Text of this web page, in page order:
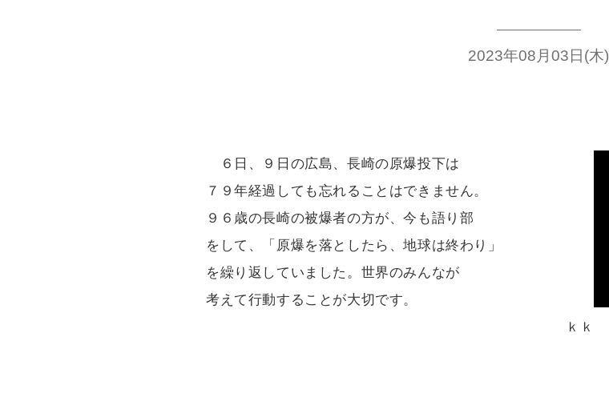
2023年08月03日(木)
６日、９日の広島、長崎の原爆投下は
７９年経過しても忘れることはできません。
９６歳の長崎の被爆者の方が、今も語り部
をして、「原爆を落としたら、地球は終わり」
を繰り返していました。世界のみんなが
考えて行動することが大切です。
ｋｋ